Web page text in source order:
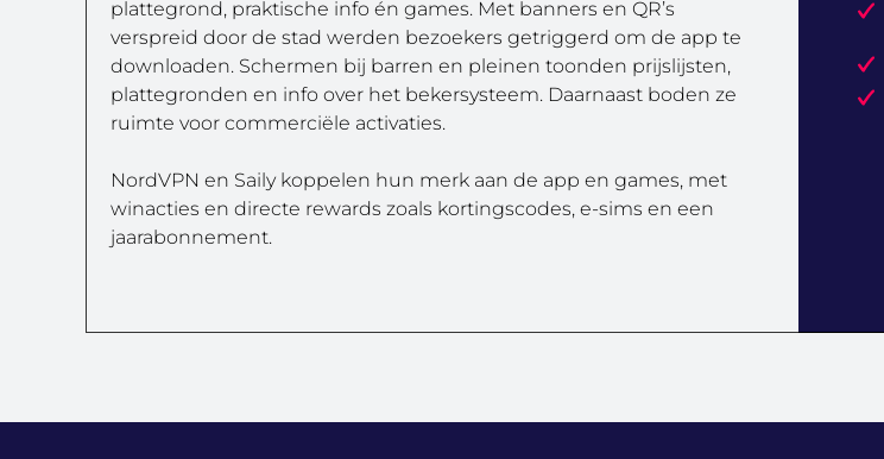
plattegrond, praktische info én games. Met banners en QR’s
verspreid door de stad werden bezoekers getriggerd om de app te
downloaden. Schermen bij barren en pleinen toonden prijslijsten,
plattegronden en info over het bekersysteem. Daarnaast boden ze
ruimte voor commerciële activaties.
NordVPN en Saily koppelen hun merk aan de app en games, met
winacties en directe rewards zoals kortingscodes, e-sims en een
jaarabonnement.